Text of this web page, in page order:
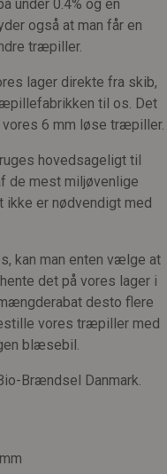
under 0.4% og en
også at man får en
træpiller.
lager direkte fra skib,
til os. Det
6 mm løse træpiller.
hovedsageligt til
de mest miljøvenlige
er nødvendigt med
kan man enten vælge at
det på vores lager i
desto flere
vores træpiller med
blæsebil.
Brændsel Danmark.